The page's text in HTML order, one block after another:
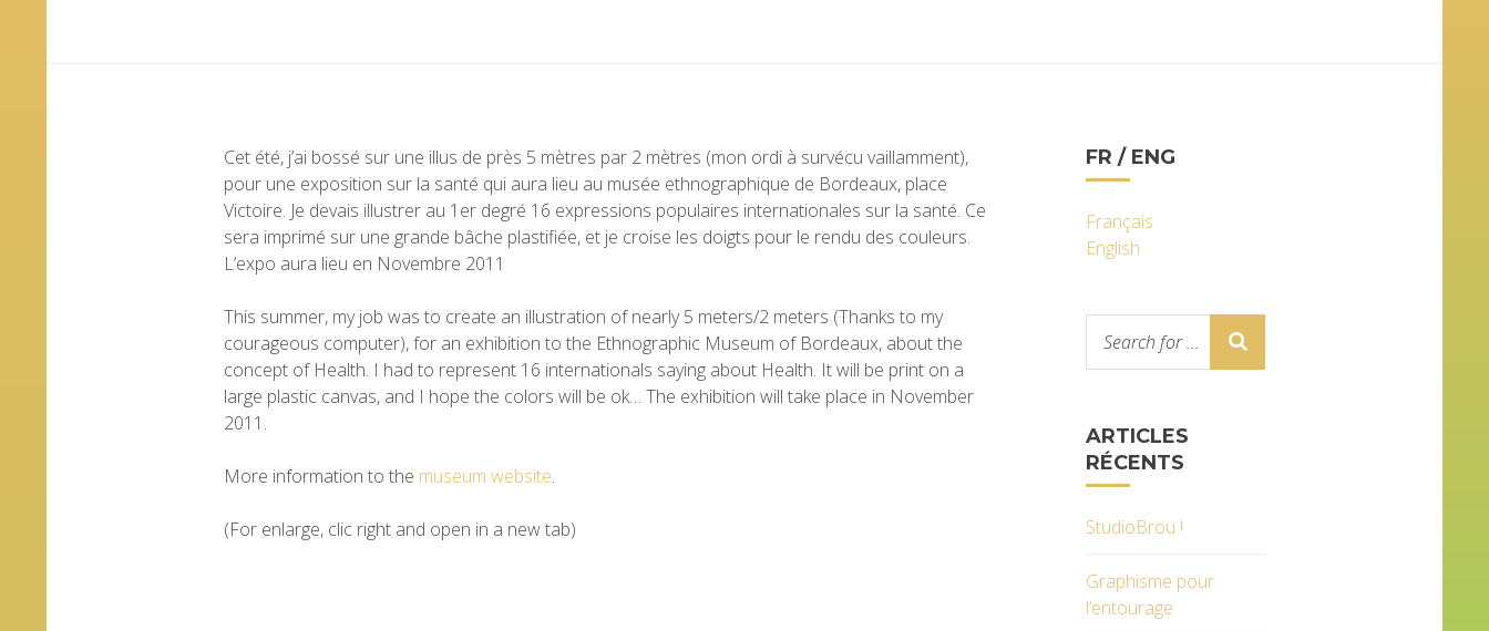
Cet été, j’ai bossé sur une illus de près 5 mètres par 2 mètres (mon ordi à survécu vaillamment),
pour une exposition sur la santé qui aura lieu au musée ethnographique de Bordeaux, place
Victoire. Je devais illustrer au 1er degré 16 expressions populaires internationales sur la santé. Ce
sera imprimé sur une grande bâche plastifiée, et je croise les doigts pour le rendu des couleurs.
L’expo aura lieu en Novembre 2011
This summer, my job was to create an illustration of nearly 5 meters/2 meters (Thanks to my
courageous computer), for an exhibition to the Ethnographic Museum of Bordeaux, about the
concept of Health. I had to represent 16 internationals saying about Health. It will be print on a
large plastic canvas, and I hope the colors will be ok… The exhibition will take place in November
2011.
More information to the museum website.
(For enlarge, clic right and open in a new tab)
FR / ENG
Français
English
ARTICLES
RÉCENTS
StudioBrou !
Graphisme pour
l’entourage